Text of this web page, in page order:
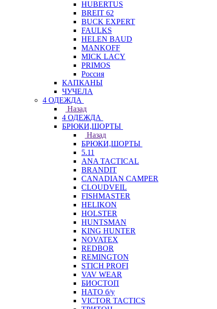
HUBERTUS
BREIT 62
BUCK EXPERT
FAULKS
HELEN BAUD
MANKOFF
MICK LACY
PRIMOS
Россия
КАПКАНЫ
ЧУЧЕЛА
4 ОДЕЖДА
Назад
4 ОДЕЖДА
БРЮКИ,ШОРТЫ
Назад
БРЮКИ,ШОРТЫ
5.11
ANA TACTICAL
BRANDIT
CANADIAN CAMPER
CLOUDVEIL
FISHMASTER
HELIKON
HOLSTER
HUNTSMAN
KING HUNTER
NOVATEX
REDBOR
REMINGTON
STICH PROFI
VAV WEAR
БИОСТОП
НАТО б/у
VICTOR TACTICS